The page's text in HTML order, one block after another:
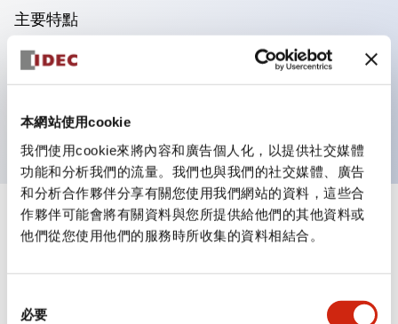
本網站使用cookie
我們使用cookie來將內容和廣告個人化，以提供社交媒體
功能和分析我們的流量。我們也與我們的社交媒體、廣告
和分析合作夥伴分享有關您使用我們網站的資料，這些合
作夥伴可能會將有關資料與您所提供給他們的其他資料或
他們從您使用他們的服務時所收集的資料相結合。
必要
主要特點
可進行集合密著安裝
附鎖選擇開關採用高安全性的彈子鎖結構
防護結構為IP65（IEC60529）
規格
環境規範